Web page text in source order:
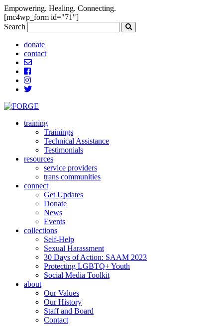
Empowering. Healing. Connecting.
[mc4wp_form id="71"]
Search
donate
contact
training
Trainings
Technical Assistance
Testimonials
resources
service providers
trans communities
connect
Get Updates
Donate
News
Events
collections
Self-Help
Sexual Harassment
30 Days of Action: SAAM 2023
Protecting LGBTQ+ Youth
Social Media Toolkit
about
Our Values
Our History
Staff and Board
Contact